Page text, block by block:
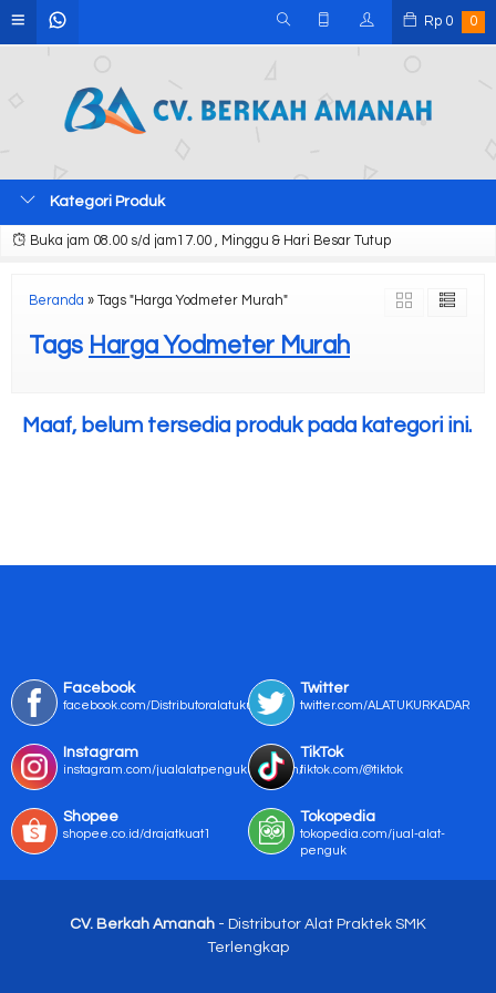
Rp 0 0
Kategori Produk
Buka jam 08.00 s/d jam17.00 , Minggu & Hari Besar Tutup
Beranda » Tags "Harga Yodmeter Murah"
Tags Harga Yodmeter Murah
Maaf, belum tersedia produk pada kategori ini.
Facebook
facebook.com/Distributoralatukur
Twitter
twitter.com/ALATUKURKADAR
Instagram
instagram.com/jualalatpengukurmurah/
TikTok
tiktok.com/@tiktok
Shopee
shopee.co.id/drajatkuat1
Tokopedia
tokopedia.com/jual-alat-
penguk
CV. Berkah Amanah - Distributor Alat Praktek SMK
Terlengkap